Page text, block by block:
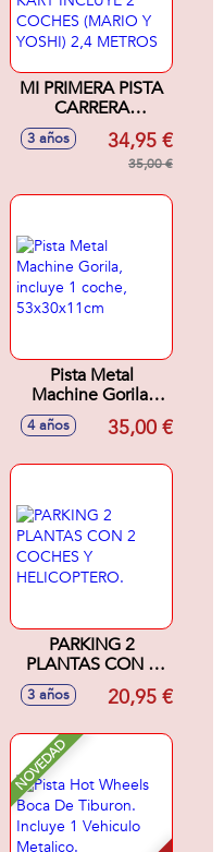
MI PRIMERA PISTA
CARRERA
NINTENDO MARIO
KART INCLUYE 2
COCHES (MARIO Y
3 años 34,95 €
35,00 €
Pista Metal
Machine Gorila,
incluye 1 coche,
53x30x11cm
4 años 35,00 €
PARKING 2
PLANTAS CON 2
COCHES Y
HELICOPTERO.
3 años 20,95 €
NOVEDAD